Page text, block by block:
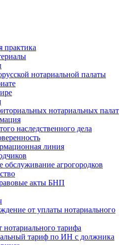
практика
нотариальной палаты
нотариальных палат
наследственного дела
линия
обслуживание агрогородков
акты БНП
от уплаты нотариального
нотариального тарифа
тариф по ИН с должника